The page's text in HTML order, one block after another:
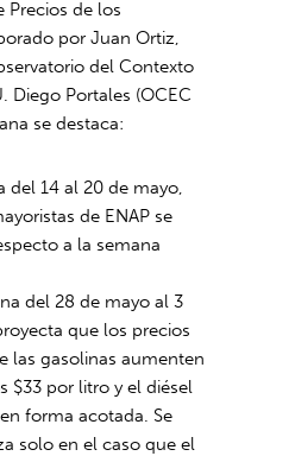
Precios de los
por Juan Ortiz,
del Contexto
Diego Portales (OCEC
se destaca:
del 14 al 20 de mayo,
de ENAP se
a la semana
del 28 de mayo al 3
que los precios
las gasolinas aumenten
$33 por litro y el diésel
forma acotada. Se
solo en el caso que el